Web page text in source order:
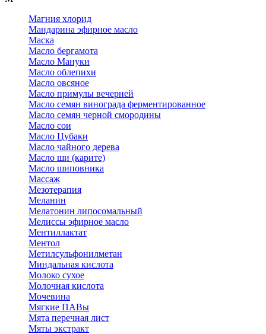
Магния хлорид
Мандарина эфирное масло
Маска
Масло бергамота
Масло Мануки
Масло облепихи
Масло овсяное
Масло примулы вечерней
Масло семян винограда ферментированное
Масло семян черной смородины
Масло сои
Масло Цубаки
Масло чайного дерева
Масло ши (карите)
Масло шиповника
Массаж
Мезотерапия
Меланин
Мелатонин липосомальный
Мелиссы эфирное масло
Ментиллактат
Ментол
Метилсульфонилметан
Миндальная кислота
Молоко сухое
Молочная кислота
Мочевина
Мягкие ПАВы
Мята перечная лист
Мяты экстракт